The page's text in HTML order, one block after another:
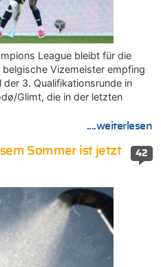
League bleibt für die
Vizemeister empfing
3. Qualifikationsrunde in
Glimt, die in der letzten
....weiterlesen
42
Sommer ist jetzt